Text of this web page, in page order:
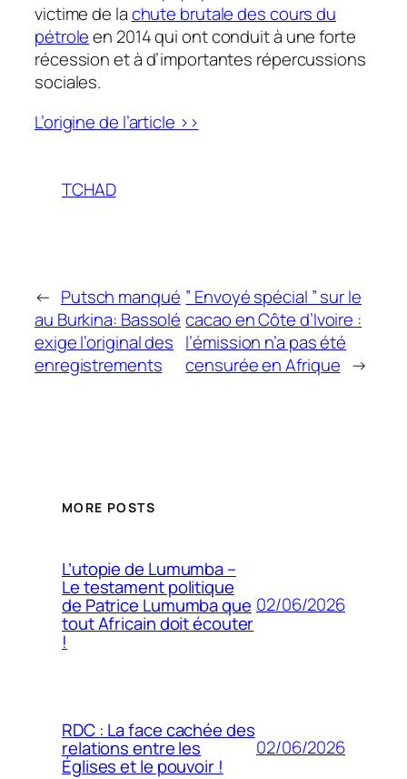
victime de lachute brutale des cours du
pétroleen 2014 qui ont conduit à une forte
récession et à d’importantes répercussions
sociales.
L’origine de l’article >>
TCHAD
← Putsch manqué
au Burkina: Bassolé
exige l’original des
enregistrements
” Envoyé spécial ” sur le
cacao en Côte d’Ivoire :
l’émission n’a pas été
censurée en Afrique →
MORE POSTS
L’utopie de Lumumba –
Le testament politique
de Patrice Lumumba que
tout Africain doit écouter
!
02/06/2026
RDC : La face cachée des
relations entre les
Églises et le pouvoir !
02/06/2026